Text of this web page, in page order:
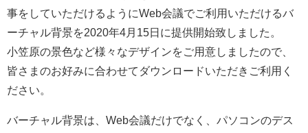
事をしていただけるようにWeb会議でご利用いただけるバ
ーチャル背景を2020年4月15日に提供開始致しました。
小笠原の景色など様々なデザインをご用意しましたので、
皆さまのお好みに合わせてダウンロードいただきご利用く
ださい。
バーチャル背景は、Web会議だけでなく、パソコンのデス